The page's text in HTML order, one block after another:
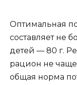
Оптимальная
составляет не
детей — 80 г.
рацион не
общая норма